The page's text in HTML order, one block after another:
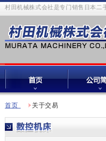
村田机械株式会社是专门销售日本二
首页 关于交易